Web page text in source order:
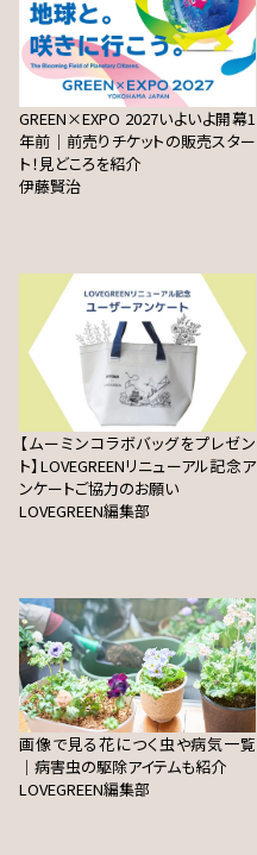
GREEN×EXPO 2027いよいよ開幕1
年前｜前売りチケットの販売スター
ト！見どころを紹介
伊藤賢治
【ムーミンコラボバッグをプレゼン
ト】LOVEGREENリニューアル記念ア
ンケートご協力のお願い
LOVEGREEN編集部
画像で見る花につく虫や病気一覧
｜病害虫の駆除アイテムも紹介
LOVEGREEN編集部